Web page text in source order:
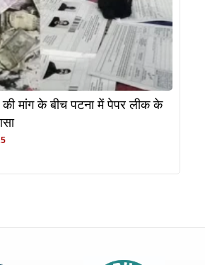
की मांग के बीच पटना में पेपर लीक के